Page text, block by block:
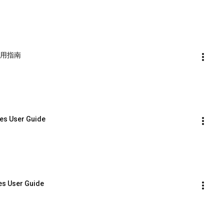
指南
User Guide
User Guide